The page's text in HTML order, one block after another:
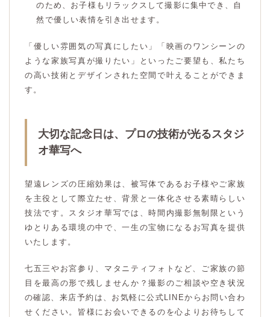
のため、お子様もリラックスして撮影に集中でき、自
然で優しい表情を引き出せます。
「優しい雰囲気の写真にしたい」「映画のワンシーンの
ような家族写真が撮りたい」といったご要望も、私たち
の高い技術とデザインされた空間で叶えることができま
す。
大切な記念日は、プロの技術が光るスタジ
オ華写へ
望遠レンズの圧縮効果は、被写体であるお子様やご家族
を主役として際立たせ、背景と一体化させる素晴らしい
技法です。スタジオ華写では、時間内撮影無制限という
ゆとりある環境の中で、一生の宝物になるお写真を提供
いたします。
七五三やお宮参り、マタニティフォトなど、ご家族の節
目を最高の形で残しませんか？撮影のご相談や空き状況
の確認、来店予約は、お気軽に公式LINEからお問い合わ
せください。皆様にお会いできるのを心よりお待ちして